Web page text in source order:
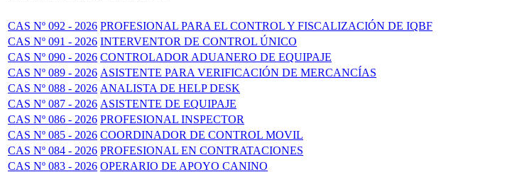
CAS Nº 092 - 2026 PROFESIONAL PARA EL CONTROL Y FISCALIZACIÓN DE IQBF
CAS Nº 091 - 2026 INTERVENTOR DE CONTROL ÚNICO
CAS Nº 090 - 2026 CONTROLADOR ADUANERO DE EQUIPAJE
CAS Nº 089 - 2026 ASISTENTE PARA VERIFICACIÓN DE MERCANCÍAS
CAS Nº 088 - 2026 ANALISTA DE HELP DESK
CAS Nº 087 - 2026 ASISTENTE DE EQUIPAJE
CAS Nº 086 - 2026 PROFESIONAL INSPECTOR
CAS Nº 085 - 2026 COORDINADOR DE CONTROL MOVIL
CAS Nº 084 - 2026 PROFESIONAL EN CONTRATACIONES
CAS Nº 083 - 2026 OPERARIO DE APOYO CANINO